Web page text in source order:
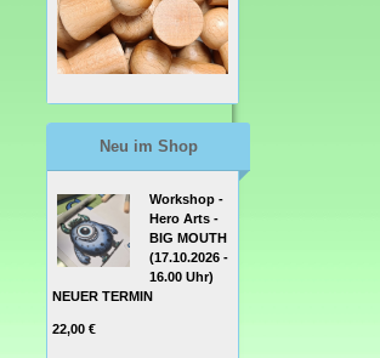
Whimsy Stamps
Over the Moon
Whimsy Stamps
Neu im Shop
Workshop -
Hero Arts -
BIG MOUTH
(17.10.2026 -
16.00 Uhr)
NEUER TERMIN
22,00 €